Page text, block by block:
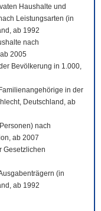
Haushalte und
Leistungsarten (in
ab 1992
nach
2005
Bevölkerung in 1.000,
in der
Deutschland, ab
nach
ab 2007
Gesetzlichen
(in
ab 1992